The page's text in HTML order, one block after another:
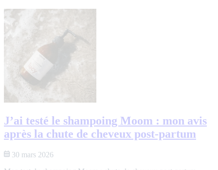
J’ai testé le shampoing Moom : mon avis
après la chute de cheveux post-partum
30 mars 2026